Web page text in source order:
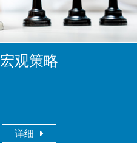
宏观策略
详细